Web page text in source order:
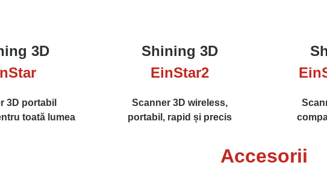
3D
3D portabil
toată lumea
Shining 3D
EinStar2
Scanner 3D wireless,
portabil, rapid și precis
Accesorii